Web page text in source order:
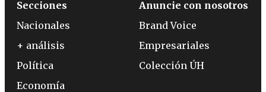
Secciones
Nacionales
+ análisis
Política
Economía
Anuncie con nosotros
Brand Voice
Empresariales
Colección ÚH